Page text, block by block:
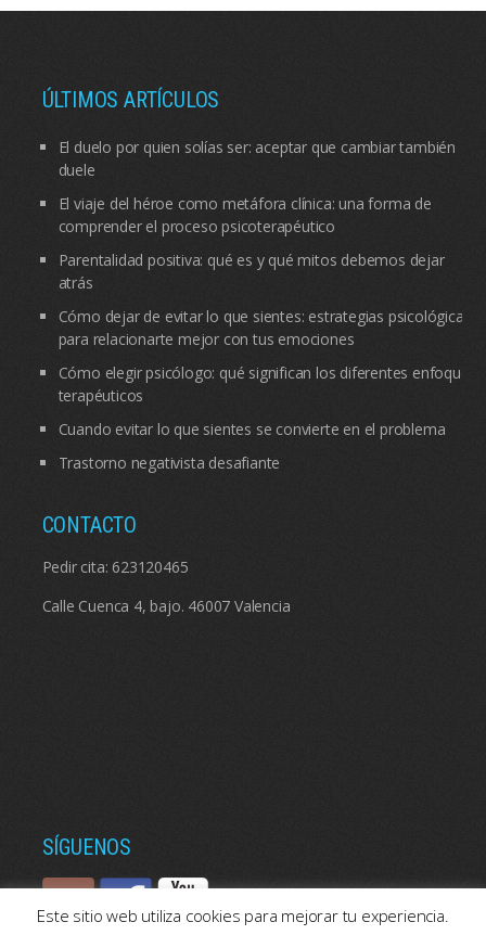
ÚLTIMOS ARTÍCULOS
El duelo por quien solías ser: aceptar que cambiar también
duele
El viaje del héroe como metáfora clínica: una forma de
comprender el proceso psicoterapéutico
Parentalidad positiva: qué es y qué mitos debemos dejar
atrás
Cómo dejar de evitar lo que sientes: estrategias psicológicas
para relacionarte mejor con tus emociones
Cómo elegir psicólogo: qué significan los diferentes enfoques
terapéuticos
Cuando evitar lo que sientes se convierte en el problema
Trastorno negativista desafiante
CONTACTO
Pedir cita: 623120465
Calle Cuenca 4, bajo. 46007 Valencia
SÍGUENOS
Este sitio web utiliza cookies para mejorar tu experiencia.